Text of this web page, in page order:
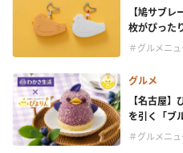
【鳩サブ
枚がぴった
＃グルメニュ
グルメ
【名古屋
を引く「ブ
＃グルメニュ